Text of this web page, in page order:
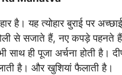
है। यह त्योहार बुराई पर
से सजाते हैं, नए कपड़े पहनते
साथ ही पूजा अर्चना होती है।
है। और खुशियां फैलाती है।